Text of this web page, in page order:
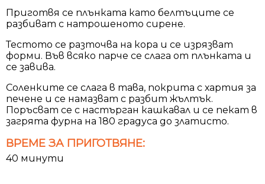
Приготвя се плънката като белтъците се
разбиват с натрошеното сирене.
Тестото се разточва на кора и се изрязват
форми. Във всяко парче се слага от плънката и
се завива.
Соленките се слага в тава, покрита с хартия за
печене и се намазват с разбит жълтък.
Поръсват се с настърган кашкавал и се пекат в
загрята фурна на 180 градуса до златисто.
ВРЕМЕ ЗА ПРИГОТВЯНЕ:
40 минути